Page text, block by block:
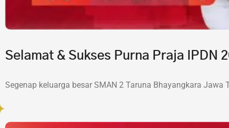
Selamat & Sukses Purna Praja IPDN
Segenap keluarga besar SMAN 2 Taruna Bhayangkara Jawa